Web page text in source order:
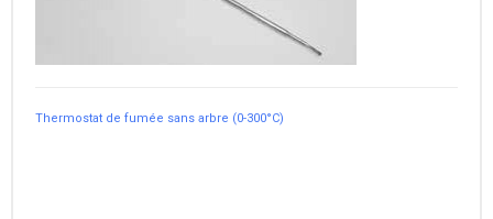
Thermostat de fumée sans arbre (0-300°C)